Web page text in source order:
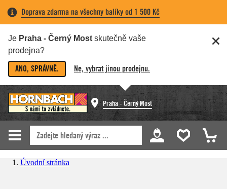
Doprava zdarma na všechny balíky od 1 500 Kč
Je Praha - Černý Most skutečně vaše
prodejna?
ANO, SPRÁVNĚ. Ne, vybrat jinou prodejnu.
Praha - Černý Most
Úvodní stránka